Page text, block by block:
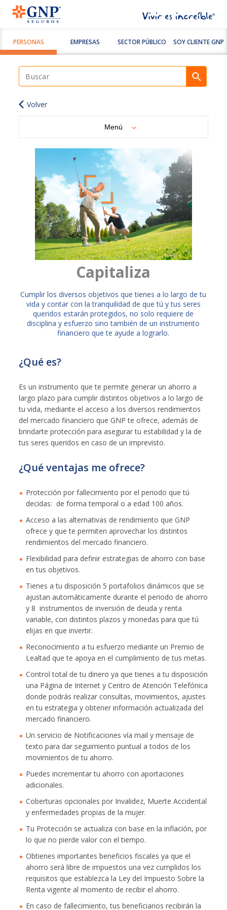
PERSONAS EMPRESAS SECTOR PÚBLICO SOY CLIENTE GNP
Volver
Menú
Capitaliza
​Cumplir los diversos objetivos que tienes a lo largo de tu
vida y contar con la tranquilidad de que tú y tus seres
queridos estarán protegidos, no solo requiere de
disciplina y esfuerzo sino también de un instrumento
financiero que te ayude a lograrlo.
¿Qué es?
Es un instrumento que te permite generar un ahorro a
largo plazo para cumplir distintos objetivos a lo largo de
tu vida, mediante el acceso a los diversos rendimientos
del mercado financiero que GNP te ofrece, además de
brindarte protección para asegurar tu estabilidad y la de
tus seres queridos en caso de un imprevisto.
¿Qué ventajas me ofrece?
Protección por fallecimiento por el periodo que tú
decidas: de forma temporal o a edad 100 años.
Acceso a las alternativas de rendimiento que GNP
ofrece y que te permiten aprovechar los distintos
rendimientos del mercado financiero.
Flexibilidad para definir estrategias de ahorro con base
en tus objetivos.
Tienes a tu disposición 5 portafolios dinámicos que se
ajustan automáticamente durante el periodo de ahorro
y 8 instrumentos de inversión de deuda y renta
variable, con distintos plazos y monedas para que tú
elijas en que invertir.
Reconocimiento a tu esfuerzo mediante un Premio de
Lealtad que te apoya en el cumplimiento de tus metas.
Control total de tu dinero ya que tienes a tu disposición
una Página de Internet y Centro de Atención Telefónica
donde podrás realizar consultas, movimientos, ajustes
en tu estrategia y obtener información actualizada del
mercado financiero.
Un servicio de Notificaciones vía mail y mensaje de
texto para dar seguimiento puntual a todos de los
movimientos de tu ahorro.
Puedes incrementar tu ahorro con aportaciones
adicionales.
Coberturas opcionales por Invalidez, Muerte Accidental
y enfermedades propias de la mujer.
Tu Protección se actualiza con base en la inflación, por
lo que no pierde valor con el tiempo.
Obtienes importantes beneficios fiscales ya que el
ahorro será libre de impuestos una vez cumplidos los
requisitos que establezca la Ley del Impuesto Sobre la
Renta vigente al momento de recibir el ahorro.
En caso de fallecimiento, tus beneficiarios recibirán la